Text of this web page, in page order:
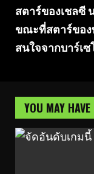
สตาร์ของเชลซี
ขณะที่สตาร์ของ
สนใจจากบาร์เซ
YOU MAY HAVE